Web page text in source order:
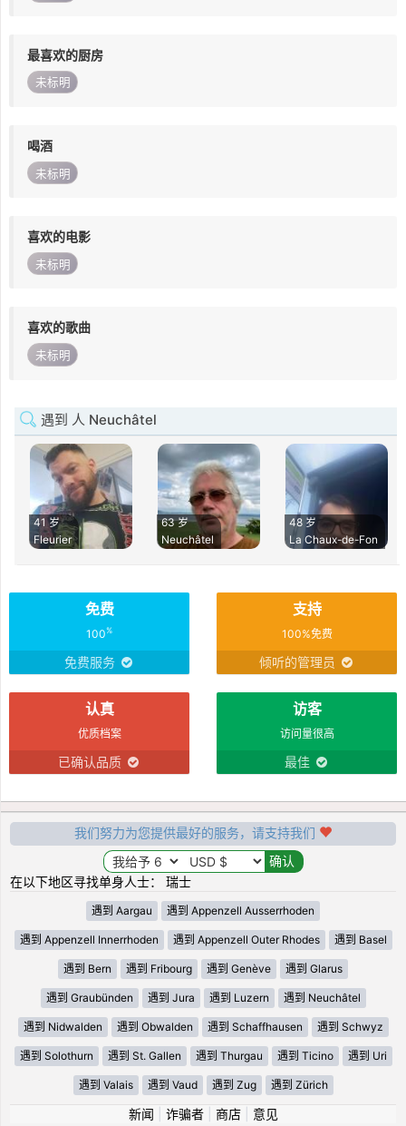
最喜欢的厨房
未标明
喝酒
未标明
喜欢的电影
未标明
喜欢的歌曲
未标明
遇到 人 Neuchâtel
41 岁
Fleurier
63 岁
Neuchâtel
48 岁
La Chaux-de-Fon
免费
100%
免费服务
支持
100%免费
倾听的管理员
认真
优质档案
已确认品质
访客
访问量很高
最佳
我们努力为您提供最好的服务，请支持我们
在以下地区寻找单身人士： 瑞士
遇到 Aargau 遇到 Appenzell Ausserrhoden
遇到 Appenzell Innerrhoden 遇到 Appenzell Outer Rhodes 遇到 Basel
遇到 Bern 遇到 Fribourg 遇到 Genève 遇到 Glarus
遇到 Graubünden 遇到 Jura 遇到 Luzern 遇到 Neuchâtel
遇到 Nidwalden 遇到 Obwalden 遇到 Schaffhausen 遇到 Schwyz
遇到 Solothurn 遇到 St. Gallen 遇到 Thurgau 遇到 Ticino 遇到 Uri
遇到 Valais 遇到 Vaud 遇到 Zug 遇到 Zürich
新闻 诈骗者| 商店| 意见